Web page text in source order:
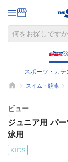
スポーツ・カテ
スイム・競泳
ビュー
ジュニア用 パ
泳用
KIDS